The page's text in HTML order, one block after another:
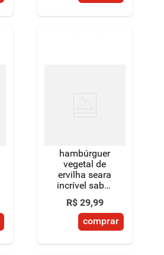
hambúrguer
vegetal de
ervilha seara
incrível sabor
carne 452g
R$ 29,99
comprar